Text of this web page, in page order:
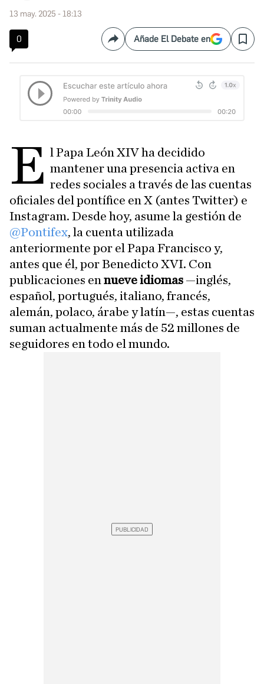
13 may. 2025 - 18:13
0 CompartirAñade El Debate en Save
E l Papa León XIV ha decidido
mantener una presencia activa en
redes sociales a través de las cuentas
oficiales del pontífice en X (antes Twitter) e
Instagram. Desde hoy, asume la gestión de
@Pontifex, la cuenta utilizada
anteriormente por el Papa Francisco y,
antes que él, por Benedicto XVI. Con
publicaciones en nueve idiomas —inglés,
español, portugués, italiano, francés,
alemán, polaco, árabe y latín—, estas cuentas
suman actualmente más de 52 millones de
seguidores en todo el mundo.